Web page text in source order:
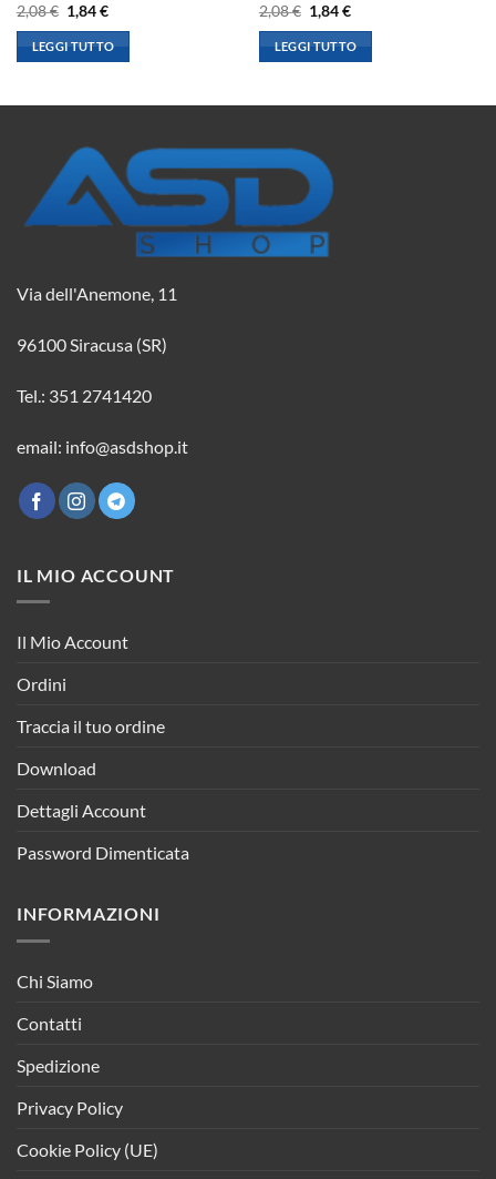
2,08€ Il
prezzo
originale
era:
2,08 €.
1,84€Il
attuale
è:
1,84 €.
LEGGI TUTTO
2,08€ Il
prezzo
originale
era:
2,08 €.
1,84€Il
attuale
è:
1,84 €.
LEGGI TUTTO
Via dell'Anemone, 11
96100 Siracusa (SR)
Tel.: 351 2741420
email: info@asdshop.it
IL MIO ACCOUNT
Il Mio Account
Ordini
Traccia il tuo ordine
Download
Dettagli Account
Password Dimenticata
INFORMAZIONI
Chi Siamo
Contatti
Spedizione
Privacy Policy
Cookie Policy (UE)